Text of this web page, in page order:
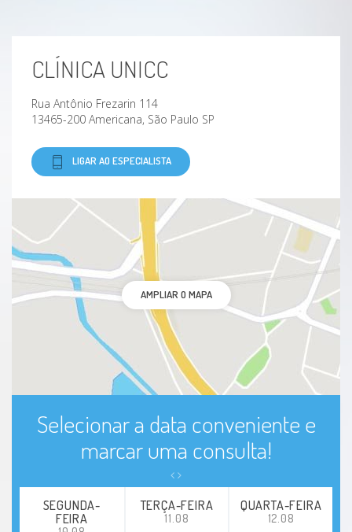
CLÍNICA UNICC
Rua Antônio Frezarin 114
13465-200 Americana, São Paulo SP
LIGAR AO ESPECIALISTA
AMPLIAR O MAPA
Selecionar a data conveniente e
marcar uma consulta!
SEGUNDA-
FEIRA
TERÇA-FEIRA
11.08
QUARTA-FEIRA
12.08